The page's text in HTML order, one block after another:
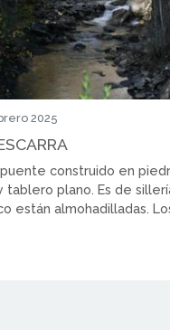
2025
construido en
tablero plano. Es de
están almohadilladas.